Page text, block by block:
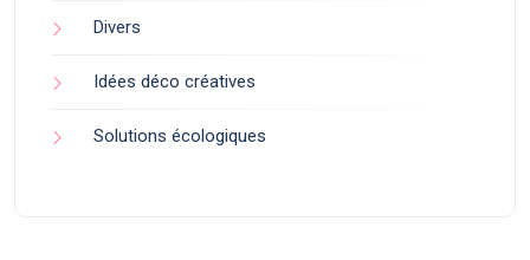
Divers
Idées déco créatives
Solutions écologiques